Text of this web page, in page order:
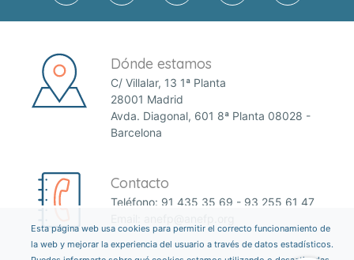
Dónde estamos
C/ Villalar, 13 1ª Planta
28001 Madrid
Avda. Diagonal, 601 8ª Planta 08028 -
Barcelona
Contacto
Teléfono: 91 435 35 69 - 93 255 61 47
Esta página web usa cookies para permitir el correcto funcionamiento de
la web y mejorar la experiencia del usuario a través de datos estadísticos.